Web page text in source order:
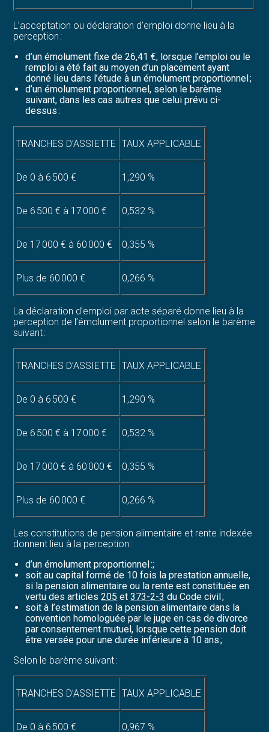
L’acceptation ou déclaration d’emploi donne lieu à la
perception :
d’un émolument fixe de 26,41 €, lorsque l’emploi ou le
remploi a été fait au moyen d’un placement ayant
donné lieu dans l’étude à un émolument proportionnel ;
d’un émolument proportionnel, selon le barème
suivant, dans les cas autres que celui prévu ci-
dessus :
TRANCHES D’ASSIETTE TAUX APPLICABLE
De 0 à 6 500 € 1,290 %
De 6 500 € à 17 000 € 0,532 %
De 17 000 € à 60 000 € 0,355 %
Plus de 60 000 € 0,266 %
La déclaration d’emploi par acte séparé donne lieu à la
perception de l’émolument proportionnel selon le barème
suivant :
TRANCHES D’ASSIETTE TAUX APPLICABLE
De 0 à 6 500 € 1,290 %
De 6 500 € à 17 000 € 0,532 %
De 17 000 € à 60 000 € 0,355 %
Plus de 60 000 € 0,266 %
Les constitutions de pension alimentaire et rente indexée
donnent lieu à la perception :
d’un émolument proportionnel :;
soit au capital formé de 10 fois la prestation annuelle,
si la pension alimentaire ou la rente est constituée en
vertu des articles205 et373-2-3 du Code civil ;
soit à l’estimation de la pension alimentaire dans la
convention homologuée par le juge en cas de divorce
par consentement mutuel, lorsque cette pension doit
être versée pour une durée inférieure à 10 ans ;
Selon le barème suivant :
TRANCHES D’ASSIETTE TAUX APPLICABLE
De 0 à 6 500 € 0,967 %